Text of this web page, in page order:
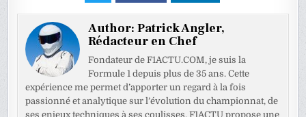
Author:Patrick Angler,
Rédacteur en Chef
Fondateur de F1ACTU.COM, je suis la
Formule 1 depuis plus de 35 ans. Cette
expérience me permet d’apporter un regard à la fois
passionné et analytique sur l’évolution du championnat, de
ses enjeux techniques à ses coulisses. F1ACTU propose une